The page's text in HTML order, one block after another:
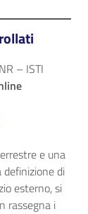
– ISTI
e una
di
esterno, si
rassegna i